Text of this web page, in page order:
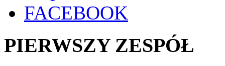
FACEBOOK
PIERWSZY ZESPÓŁ